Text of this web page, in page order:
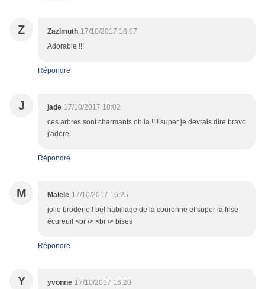
Z Zazimuth 17/10/2017 18:07
Adorable !!!
Répondre
J jade 17/10/2017 18:02
ces arbres sont charmants oh la !!!! super je devrais dire bravo
j'adore
Répondre
M Malele 17/10/2017 16:25
jolie broderie ! bel habillage de la couronne et super la frise
écureuil <br /> <br /> bises
Répondre
Y yvonne 17/10/2017 16:20